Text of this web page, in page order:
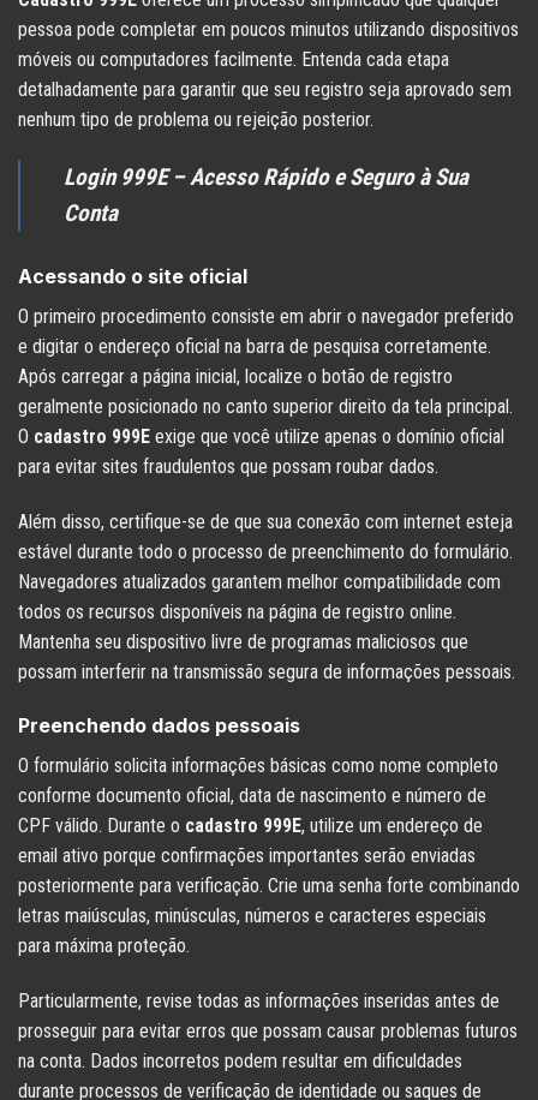
pessoa pode completar em poucos minutos utilizando dispositivos
móveis ou computadores facilmente. Entenda cada etapa
detalhadamente para garantir que seu registro seja aprovado sem
nenhum tipo de problema ou rejeição posterior.
Login 999E– Acesso Rápido e Seguro à Sua
Conta
Acessando o site oficial
O primeiro procedimento consiste em abrir o navegador preferido
e digitar o endereço oficial na barra de pesquisa corretamente.
Após carregar a página inicial, localize o botão de registro
geralmente posicionado no canto superior direito da tela principal.
O cadastro 999E exige que você utilize apenas o domínio oficial
para evitar sites fraudulentos que possam roubar dados.
Além disso, certifique-se de que sua conexão com internet esteja
estável durante todo o processo de preenchimento do formulário.
Navegadores atualizados garantem melhor compatibilidade com
todos os recursos disponíveis na página de registro online.
Mantenha seu dispositivo livre de programas maliciosos que
possam interferir na transmissão segura de informações pessoais.
Preenchendo dados pessoais
O formulário solicita informações básicas como nome completo
conforme documento oficial, data de nascimento e número de
CPF válido. Durante o cadastro 999E, utilize um endereço de
email ativo porque confirmações importantes serão enviadas
posteriormente para verificação. Crie uma senha forte combinando
letras maiúsculas, minúsculas, números e caracteres especiais
para máxima proteção.
Particularmente, revise todas as informações inseridas antes de
prosseguir para evitar erros que possam causar problemas futuros
na conta. Dados incorretos podem resultar em dificuldades
durante processos de verificação de identidade ou saques de